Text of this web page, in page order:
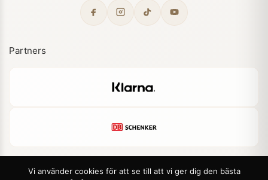
Partners
Vi använder cookies för att se till att vi ger dig den bästa